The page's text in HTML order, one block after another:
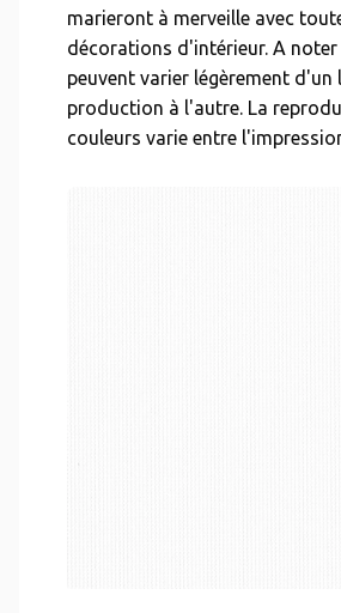
marieront à merveille avec
décorations d'intérieur. A noter
peuvent varier légèrement d'un
production à l'autre. La
couleurs varie entre